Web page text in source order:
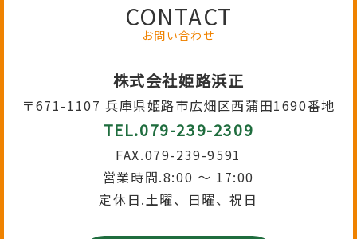
CONTACT
お問い合わせ
株式会社姫路浜正
〒671-1107 兵庫県姫路市広畑区西蒲田1690番地
TEL.079-239-2309
FAX.079-239-9591
営業時間.8:00 ～ 17:00
定休日.土曜、日曜、祝日